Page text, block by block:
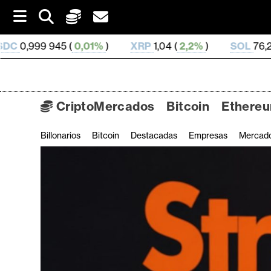
i
p
t
0,01%) XRP1,04 ( 2,2%) SOL76,21 ( 3,7%)
C
CriptoMercados Bitcoin
Billonarios Bitcoin Destacadas Empresas